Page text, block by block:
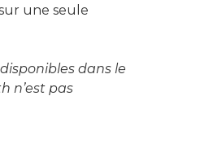
une seule
dans le
n’est pas